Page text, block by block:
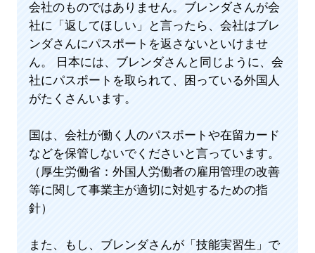
会社のものではありません。ブレンダさんが会
社に「返してほしい」と言ったら、会社はブレ
ンダさんにパスポートを返さないといけませ
ん。 日本には、ブレンダさんと同じように、会
社にパスポートを取られて、困っている外国人
がたくさんいます。
国は、会社が働く人のパスポートや在留カード
などを保管しないでくださいと言っています。
（厚生労働省：外国人労働者の雇用管理の改善
等に関して事業主が適切に対処するための指
針）
また、もし、ブレンダさんが「技能実習生」で